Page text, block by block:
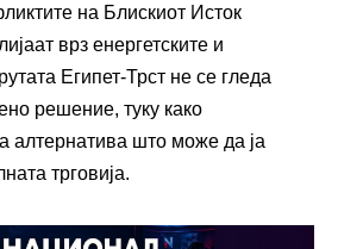
на Блискиот Исток
врз енергетските и
Египет-Трст не се гледа
решение, туку како
алтернатива што може да ја
трговија.